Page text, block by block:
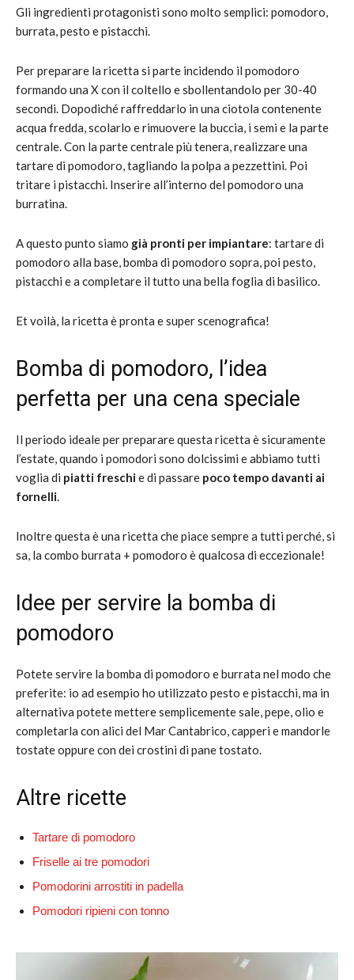
Gli ingredienti protagonisti sono molto semplici: pomodoro,
burrata, pesto e pistacchi.
Per preparare la ricetta si parte incidendo il pomodoro
formando una X con il coltello e sbollentandolo per 30-40
secondi. Dopodiché raffreddarlo in una ciotola contenente
acqua fredda, scolarlo e rimuovere la buccia, i semi e la parte
centrale. Con la parte centrale più tenera, realizzare una
tartare di pomodoro, tagliando la polpa a pezzettini. Poi
tritare i pistacchi. Inserire all’interno del pomodoro una
burratina.
A questo punto siamo già pronti per impiantare: tartare di
pomodoro alla base, bomba di pomodoro sopra, poi pesto,
pistacchi e a completare il tutto una bella foglia di basilico.
Et voilà, la ricetta è pronta e super scenografica!
Bomba di pomodoro, l’idea
perfetta per una cena speciale
Il periodo ideale per preparare questa ricetta è sicuramente
l’estate, quando i pomodori sono dolcissimi e abbiamo tutti
voglia di piatti freschie di passare poco tempo davanti ai
fornelli.
Inoltre questa è una ricetta che piace sempre a tutti perché, si
sa, la combo burrata + pomodoro è qualcosa di eccezionale!
Idee per servire la bomba di
pomodoro
Potete servire la bomba di pomodoro e burrata nel modo che
preferite: io ad esempio ho utilizzato pesto e pistacchi, ma in
alternativa potete mettere semplicemente sale, pepe, olio e
completarla con alici del Mar Cantabrico, capperi e mandorle
tostate oppure con dei crostini di pane tostato.
Altre ricette
Tartare di pomodoro
Friselle ai tre pomodori
Pomodorini arrostiti in padella
Pomodori ripieni con tonno